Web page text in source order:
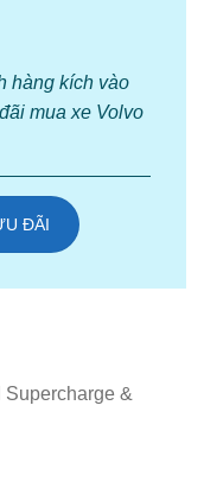
hàng kích vào
mua xe Volvo
ĐÃI
&